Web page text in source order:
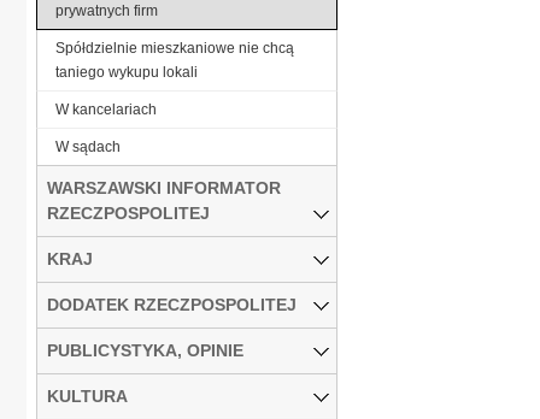
prywatnych firm
Spółdzielnie mieszkaniowe nie chcą
taniego wykupu lokali
W kancelariach
W sądach
WARSZAWSKI INFORMATOR
RZECZPOSPOLITEJ
KRAJ
DODATEK RZECZPOSPOLITEJ
PUBLICYSTYKA, OPINIE
KULTURA